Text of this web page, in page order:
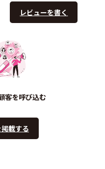
レビューを書く
客を呼び込む
載する